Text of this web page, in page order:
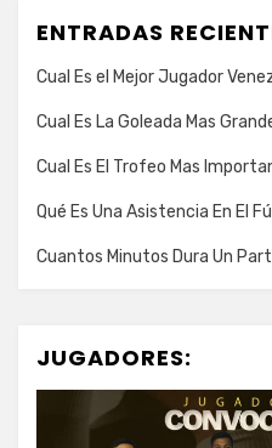
ENTRADAS
Cual Es el Mejor Jugador
Cual Es La Goleada Mas
Cual Es El Trofeo Mas
Qué Es Una Asistencia En El
Cuantos Minutos Dura Un
JUGADORES: